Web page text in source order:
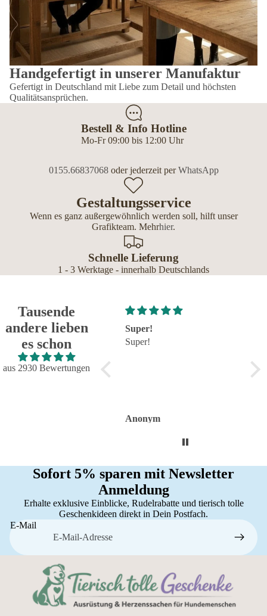
Handgefertigt in unserer Manufaktur
Gefertigt in Deutschland mit Liebe zum Detail und höchsten
Qualitätsansprüchen.
Bestell & Info Hotline
Mo-Fr 09:00 bis 12:00 Uhr
0155.66837068oder jederzeit perWhatsApp
Gestaltungsservice
Wenn es ganz außergewöhnlich werden soll, hilft unser
Grafikteam. Mehrhier.
Schnelle Lieferung
1 - 3 Werktage - innerhalb Deutschlands
Tausende
andere lieben
es schon
aus 2930 Bewertungen
Super!
Super!
Großartig - hat wie immer
alles reibungslos und
Anonym
Sofort 5% sparen mit Newsletter
Anmeldung
Erhalte exklusive Einblicke, Rudelrabatte und tierisch tolle
Geschenkideen direkt in Dein Postfach.
E-Mail